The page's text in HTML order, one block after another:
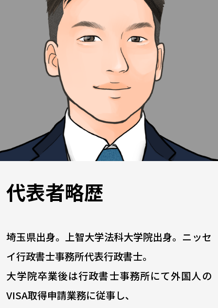
代表者略歴
埼玉県出身。上智大学法科大学院出身。ニッセ
イ行政書士事務所代表行政書士。
大学院卒業後は行政書士事務所にて外国人の
VISA取得申請業務に従事し、